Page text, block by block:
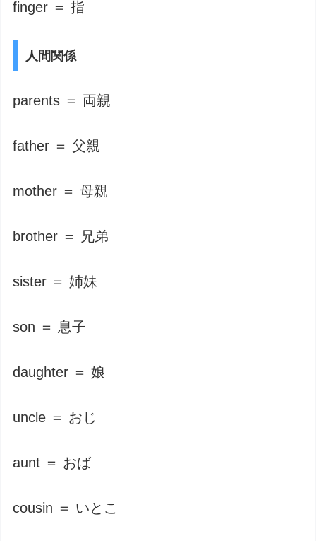
finger ＝ 指
人間関係
parents ＝ 両親
father ＝ 父親
mother ＝ 母親
brother ＝ 兄弟
sister ＝ 姉妹
son ＝ 息子
daughter ＝ 娘
uncle ＝ おじ
aunt ＝ おば
cousin ＝ いとこ